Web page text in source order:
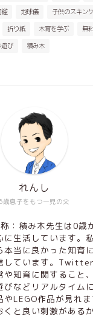
鑑 地球儀
子供のスキン
折り紙 木育を学ぶ
無
び 積み木
歳息子をもつ一児の父
れんし
：積み木先生は0歳
に生活しています。
本当に良かった知育
しています。
や知育に関すること
びなどリアルタイム
やLEGO作品が見れま
くと良い刺激がある